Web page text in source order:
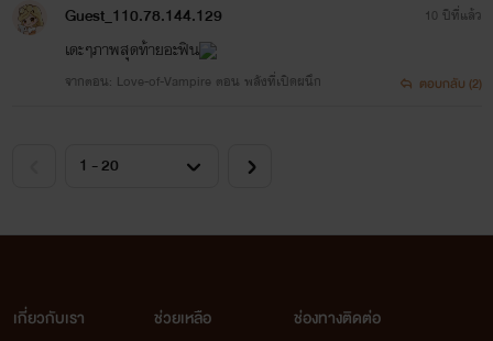
มาได้น่ะค่ะ ไรท์ตอบทุกคอม
เม้น หรือ ข้อความ
ในเรื่อง เคโปเจคน่ะค่ะ
Guest_110.78.144.129
เดะๆภาพสุดท้ายอะฟิน
จากตอน: Love-of-Vampire ตอน พลังที่เปิดผนึก
10 ปีที่แล้ว
ตอบกลับ (2)
เกี่ยวกับเรา
ช่วยเหลือ
ช่องทางติดต่อ